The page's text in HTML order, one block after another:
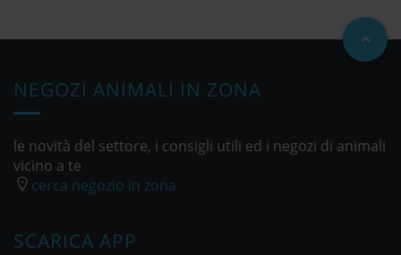
NEGOZI ANIMALI IN ZONA
le novità del settore, i consigli utili ed i negozi di animali
vicino a te
cerca negozio in zona
SCARICA APP